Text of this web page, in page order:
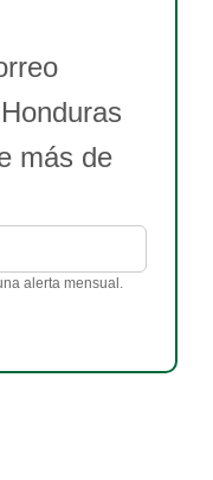
más de
alerta mensual.